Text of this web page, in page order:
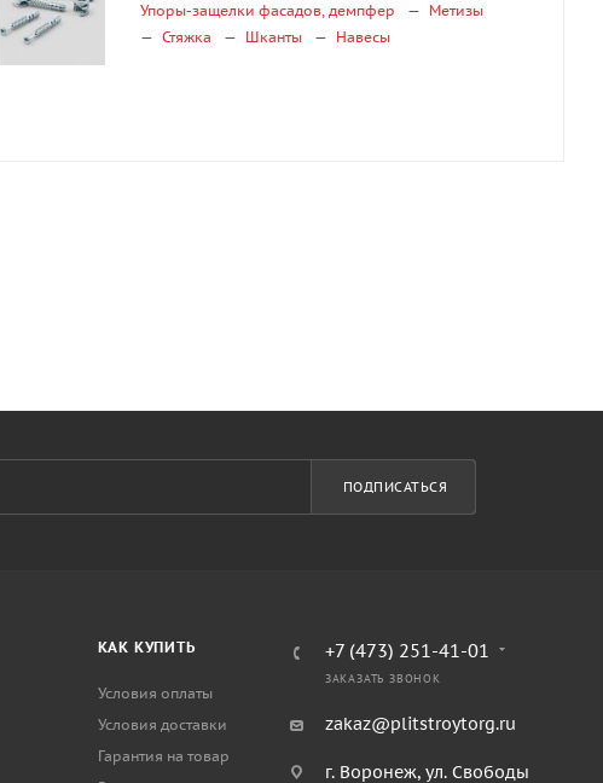
Упоры-защелки фасадов, демпфер
Метизы
Стяжка
Шканты Навесы
ПОДПИСАТЬСЯ
КАК КУПИТЬ
Условия оплаты
Условия доставки
Гарантия на товар
+7 (473) 251-41-01
ЗАКАЗАТЬ ЗВОНОК
zakaz@plitstroytorg.ru
г. Воронеж, ул. Свободы